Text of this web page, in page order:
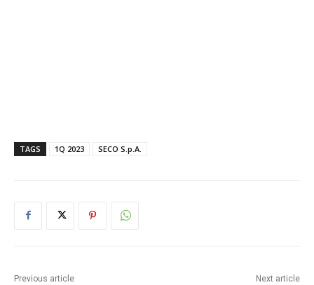
TAGS 1Q 2023 SECO S.p.A.
Previous article Next article